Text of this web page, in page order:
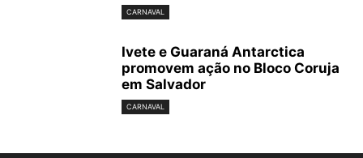
CARNAVAL
Ivete e Guaraná Antarctica
promovem ação no Bloco Coruja
em Salvador
CARNAVAL